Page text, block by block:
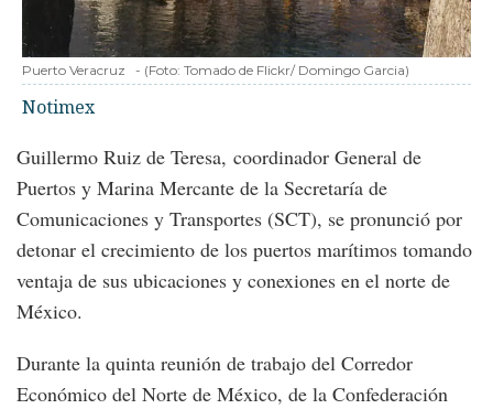
Puerto Veracruz - (Foto: Tomado de Flickr/ Domingo Garcia)
Notimex
Guillermo Ruiz de Teresa, coordinador General de
Puertos y Marina Mercante de la Secretaría de
Comunicaciones y Transportes (SCT), se pronunció por
detonar el crecimiento de los puertos marítimos tomando
ventaja de sus ubicaciones y conexiones en el norte de
México.
Durante la quinta reunión de trabajo del Corredor
Económico del Norte de México, de la Confederación